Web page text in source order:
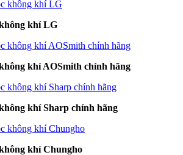
khí LG
khí AOSmith chính hãng
khí Sharp chính hãng
khí Chungho